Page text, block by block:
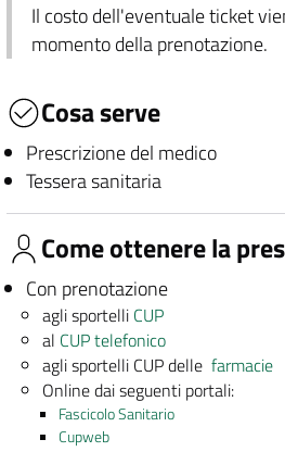
Il costo dell'eventuale ticket
momento della prenotazione.
Cosa serve
Prescrizione del medico
Tessera sanitaria
Come ottenere la
Con prenotazione
agli sportelli CUP
al CUP telefonico
agli sportelli CUP dellefarmacie
Online dai seguenti portali:
Fascicolo Sanitario
Cupweb